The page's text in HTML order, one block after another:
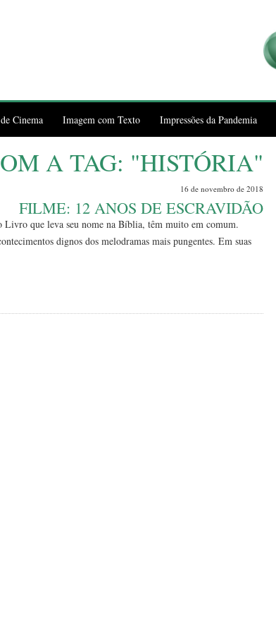
Cinema Imagem com Texto Impressões da Pandemia
A TAG: "HISTÓRIA"
16 de novembro de 2018
FILME: 12 ANOS DE ESCRAVIDÃO
Livro que leva seu nome na Bíblia, têm muito em comum.
dignos dos melodramas mais pungentes. Em suas